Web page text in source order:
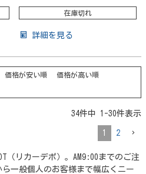
在庫切れ
詳細を見る
価格が安い順 価格が高い順
34件中 1 -30件表示
1 2
（リカーデポ）。AM9:00までのご注
一般個人のお客様まで幅広くニー